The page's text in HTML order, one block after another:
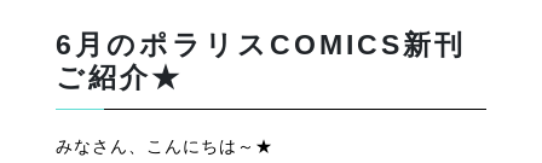
6月のポラリスCOMICS新刊
ご紹介★
みなさん、こんにちは～★